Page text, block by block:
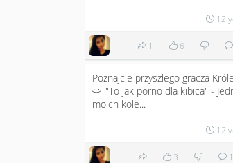
12
1 6
Poznajcie przyszłego gracza
:)
"To jak porno dla kibica" -
moich kole...
12
3